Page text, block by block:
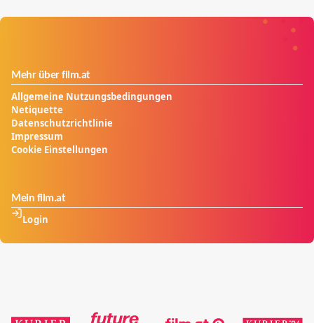
Mehr über film.at
Allgemeine Nutzungsbedingungen
Netiquette
Datenschutzrichtlinie
Impressum
Cookie Einstellungen
Mein film.at
Login